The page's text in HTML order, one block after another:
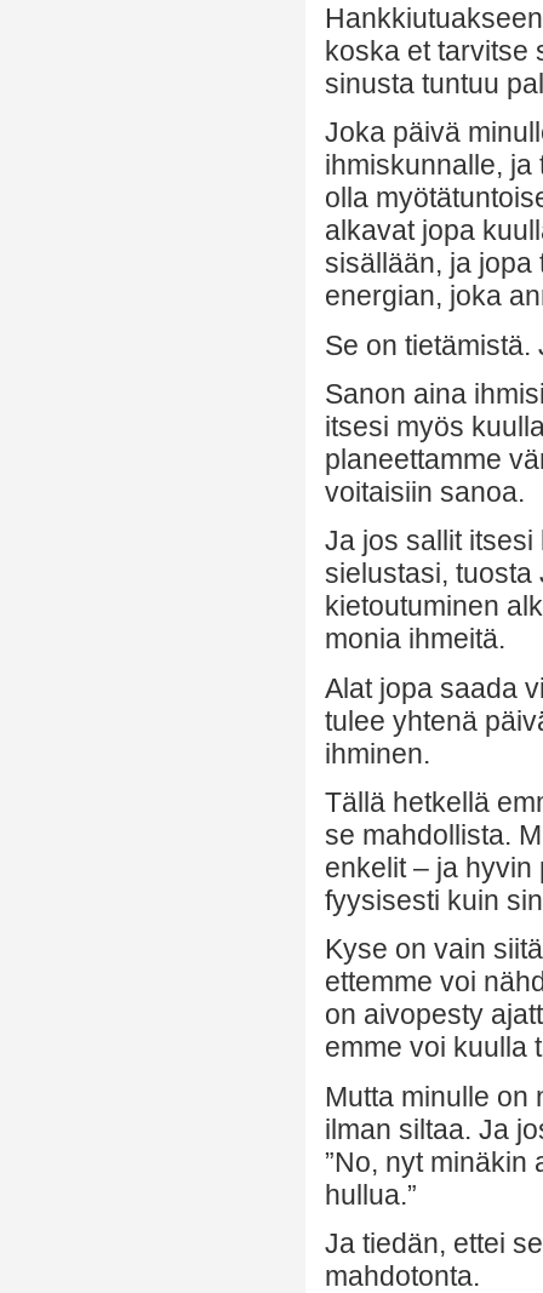
koska et tarvitse
sinusta tuntuu
Joka päivä
ihmiskunnalle, ja
olla
alkavat jopa
sisällään, ja jopa
energian, joka
Se on
Sanon aina
itsesi myös
planeettamme
voitaisiin sanoa.
Ja jos sallit
sielustasi, tuosta
kietoutuminen
monia ihmeitä.
Alat jopa saada
tulee yhtenä
ihminen.
Tällä hetkellä
se mahdollista.
enkelit – ja hyvin
fyysisesti kuin
Kyse on vain
ettemme voi
on aivopesty
emme voi kuulla
Mutta minulle on
ilman siltaa. Ja
”No, nyt
hullua.”
Ja tiedän, ettei
mahdotonta.